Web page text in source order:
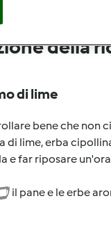
della
di lime
bene che non
di lime, erba
e far riposare
il pane e le erbe